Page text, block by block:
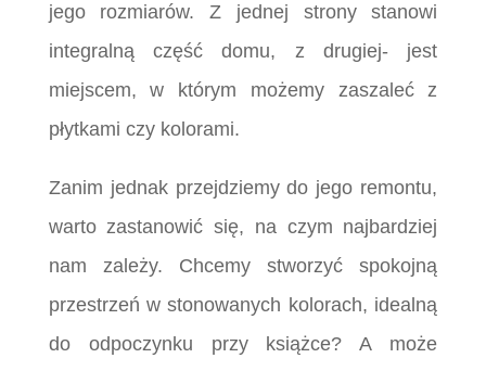
jego rozmiarów. Z jednej strony stanowi
integralną część domu, z drugiej- jest
miejscem, w którym możemy zaszaleć z
płytkami czy kolorami.
Zanim jednak przejdziemy do jego remontu,
warto zastanowić się, na czym najbardziej
nam zależy. Chcemy stworzyć spokojną
przestrzeń w stonowanych kolorach, idealną
do odpoczynku przy książce? A może